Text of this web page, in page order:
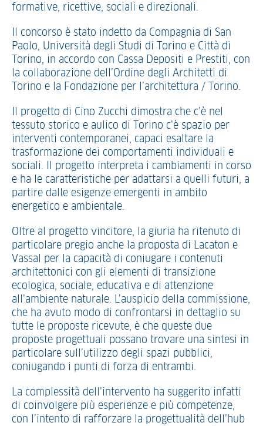
formative, ricettive, sociali e direzionali.
Il concorso è stato indetto da Compagnia di San
Paolo, Università degli Studi di Torino e Città di
Torino, in accordo con Cassa Depositi e Prestiti, con
la collaborazione dell’Ordine degli Architetti di
Torino e la Fondazione per l’architettura / Torino.
Il progetto di Cino Zucchi dimostra che c’è nel
tessuto storico e aulico di Torino c’è spazio per
interventi contemporanei, capaci esaltare la
trasformazione dei comportamenti individuali e
sociali. Il progetto interpreta i cambiamenti in corso
e ha le caratteristiche per adattarsi a quelli futuri, a
partire dalle esigenze emergenti in ambito
energetico e ambientale.
Oltre al progetto vincitore, la giuria ha ritenuto di
particolare pregio anche la proposta di Lacaton e
Vassal per la capacità di coniugare i contenuti
architettonici con gli elementi di transizione
ecologica, sociale, educativa e di attenzione
all’ambiente naturale. L’auspicio della commissione,
che ha avuto modo di confrontarsi in dettaglio su
tutte le proposte ricevute, è che queste due
proposte progettuali possano trovare una sintesi in
particolare sull’utilizzo degli spazi pubblici,
coniugando i punti di forza di entrambi.
La complessità dell’intervento ha suggerito infatti
di coinvolgere più esperienze e più competenze,
con l’intento di rafforzare la progettualità dell’hub